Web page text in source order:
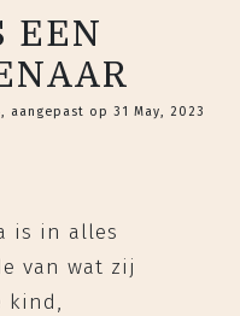
EEN
aangepast op 31 May, 2023
is in alles
van wat zij
kind,